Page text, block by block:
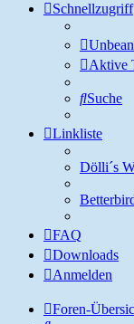
Schnellzugriff
Aktive
Suche
Linkliste
Dölli´s
FAQ
Downloads
Anmelden
Foren-